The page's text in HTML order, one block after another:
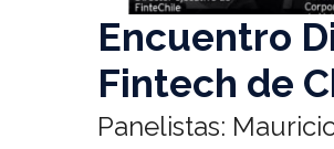
Encuentro
Fintech de
Panelistas: